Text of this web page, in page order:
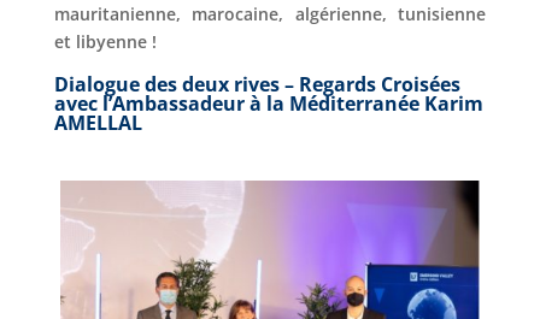
mauritanienne, marocaine, algérienne, tunisienne
et libyenne !
Dialogue des deux rives – Regards Croisées
avec l’Ambassadeur à la Méditerranée Karim
AMELLAL